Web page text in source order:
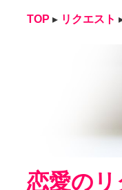
TOP ▸ リクエスト
恋愛のリ